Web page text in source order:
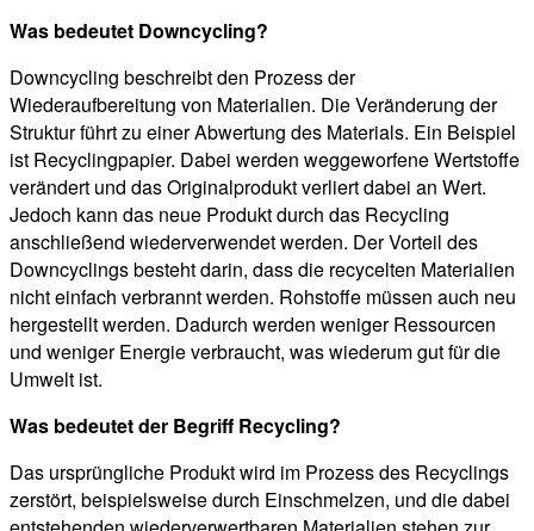
Was bedeutet Downcycling?
Downcycling beschreibt den Prozess der
Wiederaufbereitung von Materialien. Die Veränderung der
Struktur führt zu einer Abwertung des Materials. Ein Beispiel
ist Recyclingpapier. Dabei werden weggeworfene Wertstoffe
verändert und das Originalprodukt verliert dabei an Wert.
Jedoch kann das neue Produkt durch das Recycling
anschließend wiederverwendet werden. Der Vorteil des
Downcyclings besteht darin, dass die recycelten Materialien
nicht einfach verbrannt werden. Rohstoffe müssen auch neu
hergestellt werden. Dadurch werden weniger Ressourcen
und weniger Energie verbraucht, was wiederum gut für die
Umwelt ist.
Was bedeutet der Begriff Recycling?
Das ursprüngliche Produkt wird im Prozess des Recyclings
zerstört, beispielsweise durch Einschmelzen, und die dabei